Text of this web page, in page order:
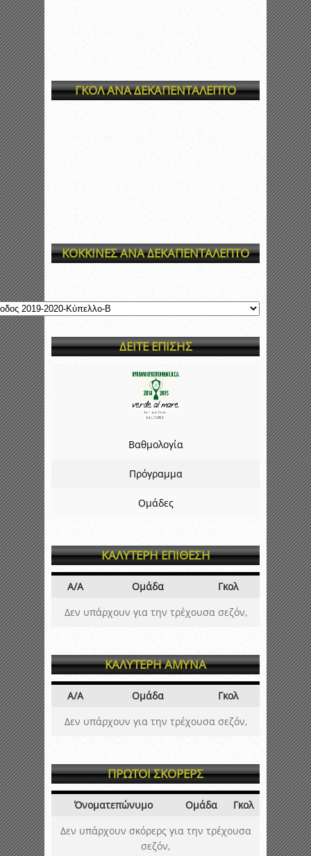
ΓΚΟΛ ΑΝΑ ΔΕΚΑΠΕΝΤΑΛΕΠΤΟ
ΚΟΚΚΙΝΕΣ ΑΝΑ ΔΕΚΑΠΕΝΤΑΛΕΠΤΟ
ΔΕΙΤΕ ΕΠΙΣΗΣ
Βαθμολογία
Πρόγραμμα
Ομάδες
ΚΑΛΥΤΕΡΗ ΕΠΙΘΕΣΗ
Α/Α Ομάδα
Γκολ
Δεν υπάρχουν για την τρέχουσα σεζόν,
ΚΑΛΥΤΕΡΗ ΑΜΥΝΑ
Α/Α Ομάδα
Γκολ
Δεν υπάρχουν για την τρέχουσα σεζόν,
ΠΡΩΤΟΙ ΣΚΟΡΕΡΣ
Όνοματεπώνυμο Ομάδα
Γκολ
Δεν υπάρχουν σκόρερς για την τρέχουσα
σεζόν,